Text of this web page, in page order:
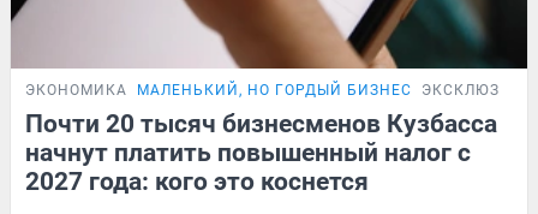
ЭКОНОМИКА МАЛЕНЬКИЙ, НО ГОРДЫЙ БИЗНЕС ЭКСКЛЮЗИВ
Почти 20 тысяч бизнесменов Кузбасса
начнут платить повышенный налог с
2027 года: кого это коснется